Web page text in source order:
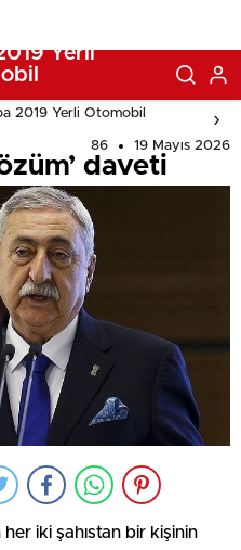
2019 Yerli Otomobil
86 19 Mayıs 2026
daveti
iki şahıstan bir kişinin